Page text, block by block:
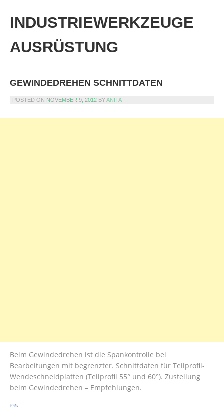
content
INDUSTRIEWERKZEUGE
AUSRÜSTUNG
GEWINDEDREHEN SCHNITTDATEN
POSTED ON NOVEMBER 9, 2012 BYANITA
Beim Gewindedrehen ist die Spankontrolle bei
Bearbeitungen mit begrenzter. Schnittdaten für Teilprofil-
Wendeschneidplatten (Teilprofil 55° und 60°). Zustellung
beim Gewindedrehen – Empfehlungen.